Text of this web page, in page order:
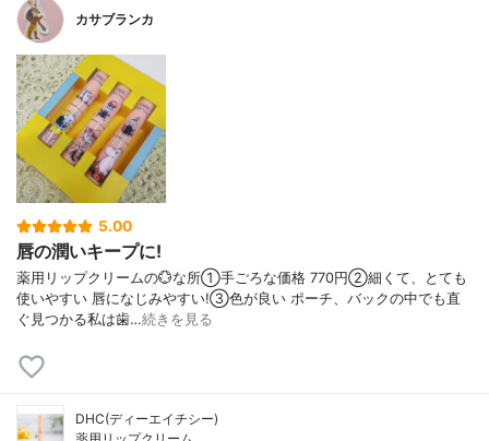
カサブランカ
5.00
唇の潤いキープに!
薬用リップクリームの💮な所①手ごろな価格 770円②細くて、とても
使いやすい 唇になじみやすい!③色が良い ポーチ、バックの中でも直
ぐ見つかる私は歯…続きを見る
DHC(ディーエイチシー)